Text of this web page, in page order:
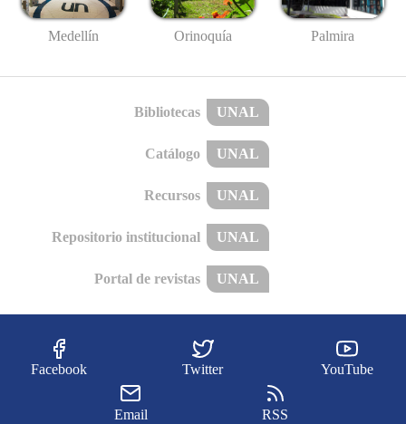
Medellín Orinoquía Palmira
Bibliotecas UNAL
Catálogo UNAL
Recursos UNAL
Repositorio institucional UNAL
Portal de revistas UNAL
Facebook Twitter YouTube
Email RSS